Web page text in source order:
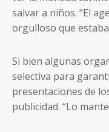
salvar a niños. “El
orgulloso que estaba
Si bien algunas
selectiva para
presentaciones de
publicidad. “Lo